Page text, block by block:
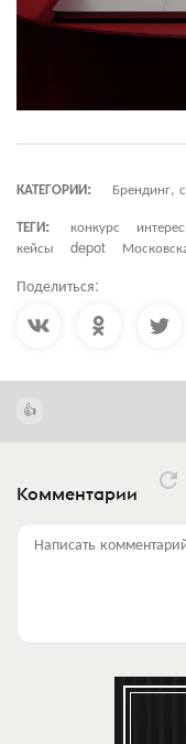
КАТЕГОРИИ:
Брендинг,
ТЕГИ:
конкурс
кейсы
depot
Поделиться:
Комментарии
Написать